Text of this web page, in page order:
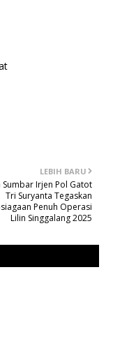
LEBIH BARU
Irjen Pol Gatot
Tri Suryanta Tegaskan
Penuh Operasi
Lilin Singgalang 2025